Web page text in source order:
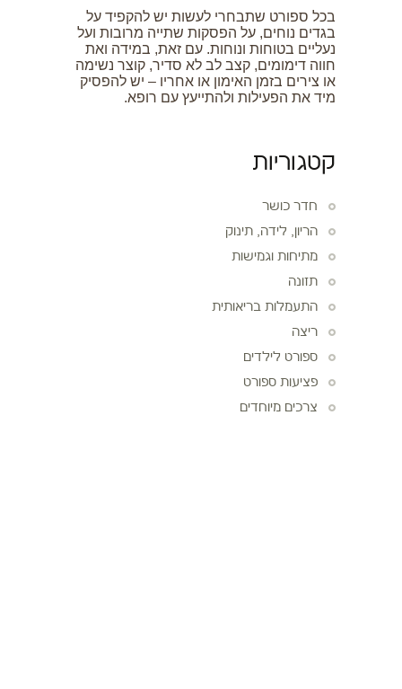
בכל ספורט שתבחרי לעשות יש להקפיד על
בגדים נוחים, על הפסקות שתייה מרובות ועל
נעליים בטוחות ונוחות. עם זאת, במידה ואת
חווה דימומים, קצב לב לא סדיר, קוצר נשימה
או צירים בזמן האימון או אחריו – יש להפסיק
מיד את הפעילות ולהתייעץ עם רופא.
קטגוריות
חדר כושר
הריון, לידה, תינוק
מתיחות וגמישות
תזונה
התעמלות בריאותית
ריצה
ספורט לילדים
פציעות ספורט
צרכים מיוחדים